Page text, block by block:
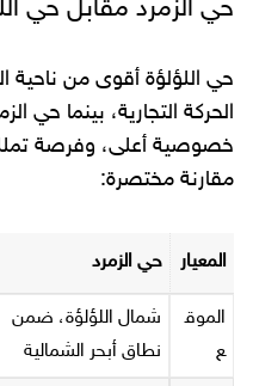
حي الزمرد مقابل حي
حي اللؤلؤة أقوى من ناحية
الحركة التجارية، بينما حي
خصوصية أعلى، وفرصة
مقارنة مختصرة:
المعيار حي الزمرد
الموق
ع
شمال اللؤلؤة، ضمن
نطاق أبحر الشمالية